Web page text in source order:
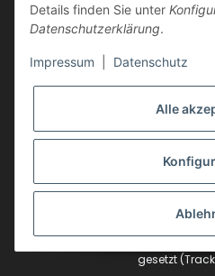
Alle
Details finden Sie unter
Datenschutzerklärung.
Impressum Datenschutz
Vertrag
Vertrag
* Alle Preise inkl.
gesetzt